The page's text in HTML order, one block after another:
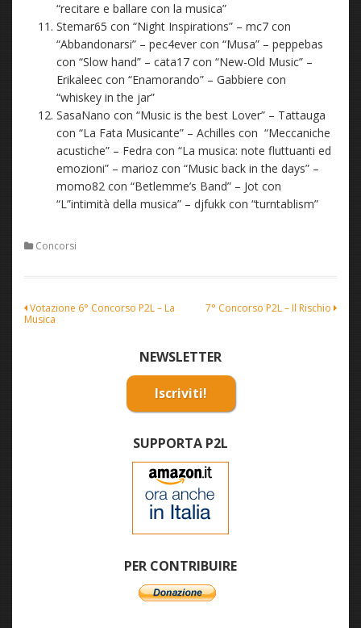
“recitare e ballare con la musica”
Stemar65 con “Night Inspirations” – mc7 con
“Abbandonarsi” – pec4ever con “Musa” – peppebas
con “Slow hand” – cata17 con “New-Old Music” –
Erikaleec con “Enamorando” – Gabbiere con
“whiskey in the jar”
SasaNano con “Music is the best Lover” – Tattauga
con “La Fata Musicante” – Achilles con “Meccaniche
acustiche” – Fedra con “La musica: note fluttuanti ed
emozioni” – marioz con “Music back in the days” –
momo82 con “Betlemme’s Band” – Jot con
“L”intimità della musica” – djfukk con “turntablism”
Concorsi
Navigazione
Votazione 6° Concorso P2L – La
Musica
7° Concorso P2L – Il Rischio
NEWSLETTER
Iscriviti!
SUPPORTA P2L
PER CONTRIBUIRE